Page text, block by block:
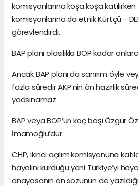
komisyonlarına koşa koşa katılırken
komisyonlarına da etnik Kürtçü -
görevlendirdi.
BAP planı olasılıkla BOP kadar
Ancak BAP planı da sanırım öyle
fazla süredir AKP’nin ön hazırlık
yadsınamaz.
BAP veya BOP’un koç başı Özgür
İmamoğlu’dur.
CHP, ikinci açılım komisyonuna
hayalini kurduğu yeni Türkiye’yi
anayasanın ön sözünün de